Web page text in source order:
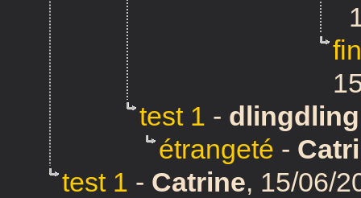
test 1 - dlingdling
étrangeté -
test 1 - Catrine, 15/06/